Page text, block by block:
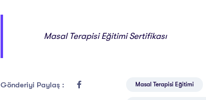
Masal Terapisi Eğitimi Sertifikası
Gönderiyi Paylaş : Masal Terapisi Eğitimi